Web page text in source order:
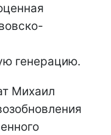
генерацию.
Михаил